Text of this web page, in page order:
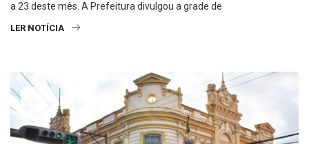
a 23 deste mês. A Prefeitura divulgou a grade de
LER NOTÍCIA